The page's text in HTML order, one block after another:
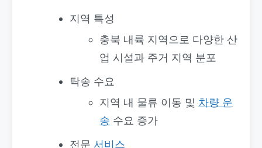
지역 특성
충북 내륙 지역으로 다양한 산
업 시설과 주거 지역 분포
탁송 수요
지역 내 물류 이동 및 차량 운
송 수요 증가
전문 서비스